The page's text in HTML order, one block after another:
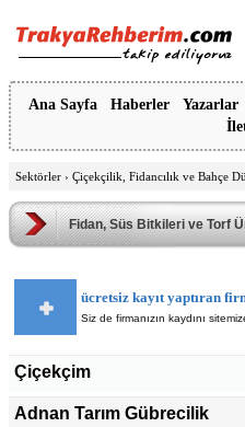
Ana Sayfa Haberler Yazarlar
Sektörler › Çiçekçilik, Fidancılık ve Bahçe
Fidan, Süs Bitkileri ve Torf
ücretsiz kayıt yaptıran
Siz de firmanızın kaydını
Çiçekçim
Adnan Tarım Gübrecilik